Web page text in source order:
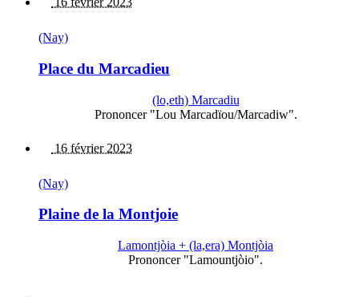
(Nay)
Place du Marcadieu
(lo,eth) Marcadiu
Prononcer "Lou Marcadïou/Marcadiw".
16 février 2023
(Nay)
Plaine de la Montjoie
Lamontjòia + (la,era) Montjòia
Prononcer "Lamountjòio".